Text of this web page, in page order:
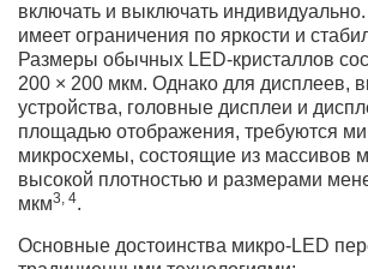
включать и выключать
имеет ограничения по яркости и
Размеры обычных LED-кристаллов
200 × 200 мкм. Однако для дисплеев,
устройства, головные дисплеи и
площадью отображения, требуются
микросхемы, состоящие из массивов
высокой плотностью и размерами
мкм3, 4.
Основные достоинства микро-LED